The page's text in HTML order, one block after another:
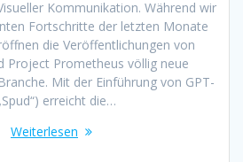
Kommunikation. Während wir
Fortschritte der letzten Monate
die Veröffentlichungen von
Project Prometheus völlig neue
Mit der Einführung von GPT-
erreicht die…
Weiterlesen